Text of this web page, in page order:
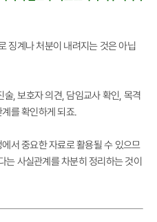
징계나 처분이 내려지는 것은 아닙
, 보호자 의견, 담임교사 확인, 목격
를 확인하게 되죠.
서 중요한 자료로 활용될 수 있으므
는 사실관계를 차분히 정리하는 것이